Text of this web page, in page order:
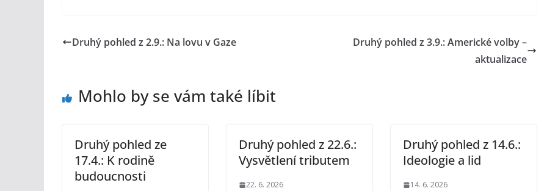
Druhý pohled z 2.9.: Na lovu v Gaze
Druhý pohled z 3.9.: Americké volby –
aktualizace
Mohlo by se vám také líbit
Druhý pohled ze
17.4.: K rodině
budoucnosti
Druhý pohled z 22.6.:
Vysvětlení tributem
22. 6. 2026
Druhý pohled z 14.6.:
Ideologie a lid
14. 6. 2026